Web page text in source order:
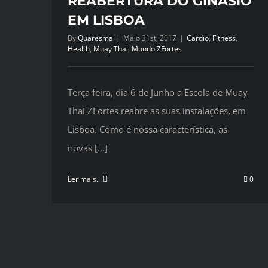
EM LISBOA
ByQuaresma | Maio 31st, 2017 | Cardio, Fitness,
Health, Muay Thai, Mundo ZFortes
Terça feira, dia 6 de Junho a Escola de Muay
Thai ZFortes reabre as suas instalações, em
Lisboa. Como é nossa característica, as
novas [...]
Ler mais... 0